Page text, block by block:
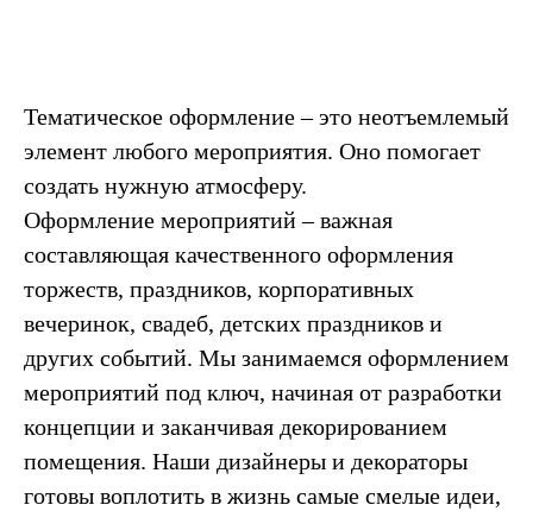
Тематическое оформление – это неотъемлемый
элемент любого мероприятия. Оно помогает
создать нужную атмосферу.
Оформление мероприятий – важная
составляющая качественного оформления
торжеств, праздников, корпоративных
вечеринок, свадеб, детских праздников и
других событий. Мы занимаемся оформлением
мероприятий под ключ, начиная от разработки
концепции и заканчивая декорированием
помещения. Наши дизайнеры и декораторы
готовы воплотить в жизнь самые смелые идеи,